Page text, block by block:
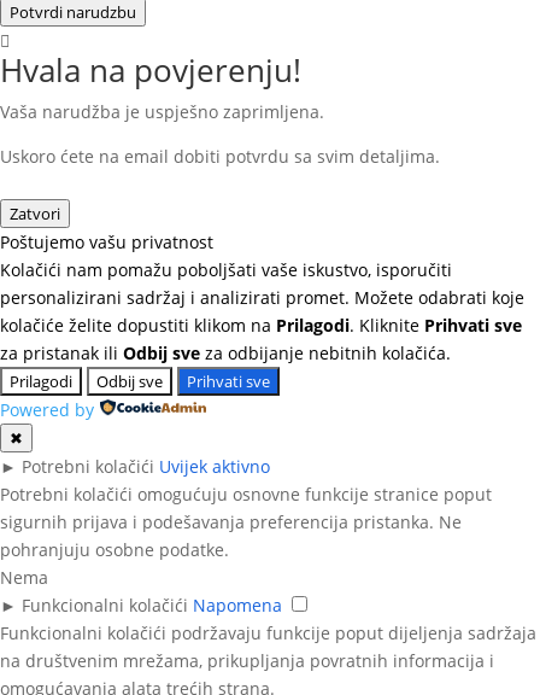
Potvrdi narudzbu
Hvala na povjerenju!
Vaša narudžba je uspješno zaprimljena.
Uskoro ćete na email dobiti potvrdu sa svim detaljima.
Zatvori
Poštujemo vašu privatnost
Kolačići nam pomažu poboljšati vaše iskustvo, isporučiti
personalizirani sadržaj i analizirati promet. Možete odabrati koje
kolačiće želite dopustiti klikom na Prilagodi. Kliknite Prihvati sve
za pristanak ili Odbij sve za odbijanje nebitnih kolačića.
Prilagodi Odbij sve Prihvati sve
Powered by
✖
► Potrebni kolačići Uvijek aktivno
Potrebni kolačići omogućuju osnovne funkcije stranice poput
sigurnih prijava i podešavanja preferencija pristanka. Ne
pohranjuju osobne podatke.
Nema
► Funkcionalni kolačići Napomena
Funkcionalni kolačići podržavaju funkcije poput dijeljenja sadržaja
na društvenim mrežama, prikupljanja povratnih informacija i
omogućavanja alata trećih strana.